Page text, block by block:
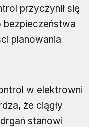
przyczynił się
planowania
w elektrowni
że ciągły
stanowi